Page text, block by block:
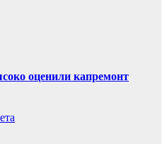
оценили капремонт